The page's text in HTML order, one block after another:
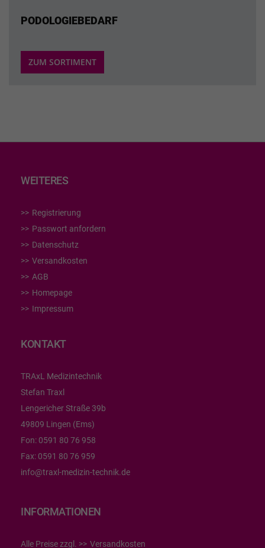
PODOLOGIEBEDARF
ZUM SORTIMENT
WEITERES
Registrierung
Passwort anfordern
Datenschutz
Versandkosten
AGB
Homepage
Impressum
KONTAKT
TRAxL Medizintechnik
Stefan Traxl
Lengericher Straße 39b
49809 Lingen (Ems)
Fon: 0591 80 76 958
Fax: 0591 80 76 959
info@traxl-medizin-technik.de
INFORMATIONEN
Alle Preise zzgl. Versandkosten